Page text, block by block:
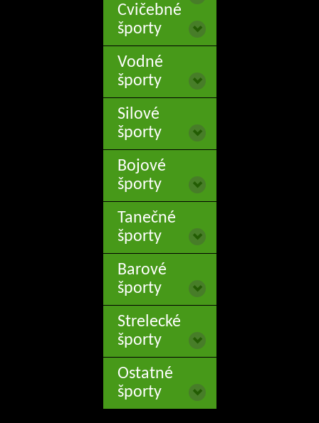
Cvičebné
športy
Vodné
športy
Silové
športy
Bojové
športy
Tanečné
športy
Barové
športy
Strelecké
športy
Ostatné
športy